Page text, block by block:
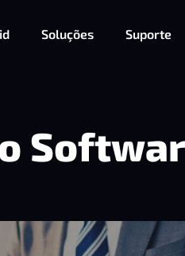
Soluções Suporte